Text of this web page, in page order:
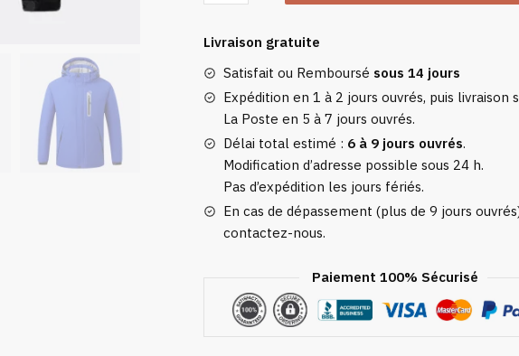
Manteau
Chauffant
Pour
Les
Sorties
Extérieurs
Pour
Hommes
Livraison gratuite
Satisfait ou Remboursé sous 14 jours
Expédition en 1 à 2 jours ouvrés, puis livraison
La Poste en 5 à 7 jours ouvrés.
Délai total estimé : 6 à 9 jours ouvrés.
Modification d’adresse possible sous 24 h.
Pas d’expédition les jours fériés.
En cas de dépassement (plus de 9 jours
contactez-nous.
Paiement 100% Sécurisé